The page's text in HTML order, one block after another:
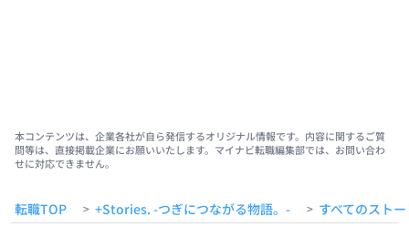
本コンテンツは、企業各社が自ら発信するオリジナル情報です。内容に関するご質
問等は、直接掲載企業にお願いいたします。マイナビ転職編集部では、お問い合わ
せに対応できません。
転職TOP > +Stories. -つぎにつながる物語。- > すべてのスト